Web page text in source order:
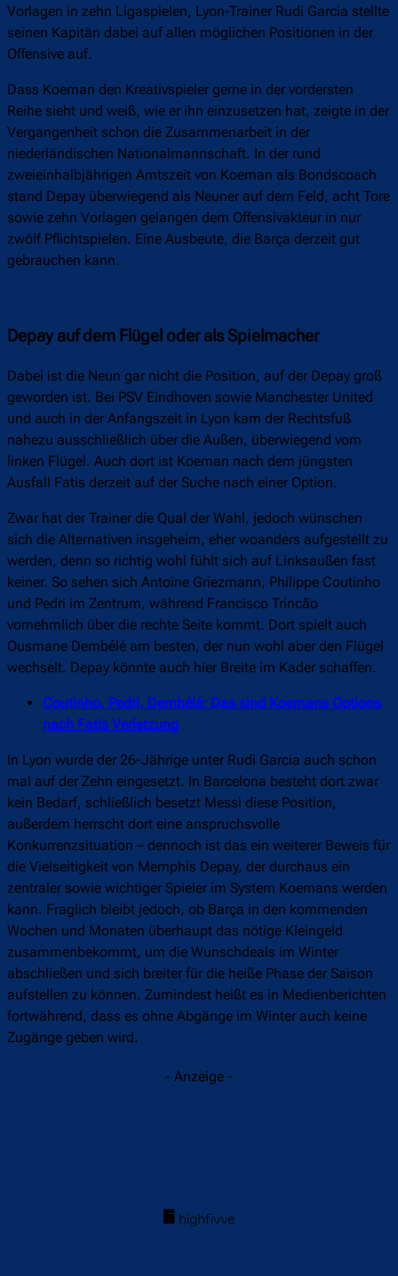
Vorlagen in zehn Ligaspielen, Lyon-Trainer Rudi Garcia stellte
seinen Kapitän dabei auf allen möglichen Positionen in der
Offensive auf.
Dass Koeman den Kreativspieler gerne in der vordersten
Reihe sieht und weiß, wie er ihn einzusetzen hat, zeigte in der
Vergangenheit schon die Zusammenarbeit in der
niederländischen Nationalmannschaft. In der rund
zweieinhalbjährigen Amtszeit von Koeman als Bondscoach
stand Depay überwiegend als Neuner auf dem Feld, acht Tore
sowie zehn Vorlagen gelangen dem Offensivakteur in nur
zwölf Pflichtspielen. Eine Ausbeute, die Barça derzeit gut
gebrauchen kann.
Depay auf dem Flügel oder als Spielmacher
Dabei ist die Neun gar nicht die Position, auf der Depay groß
geworden ist. Bei PSV Eindhoven sowie Manchester United
und auch in der Anfangszeit in Lyon kam der Rechtsfuß
nahezu ausschließlich über die Außen, überwiegend vom
linken Flügel. Auch dort ist Koeman nach dem jüngsten
Ausfall Fatis derzeit auf der Suche nach einer Option.
Zwar hat der Trainer die Qual der Wahl, jedoch wünschen
sich die Alternativen insgeheim, eher woanders aufgestellt zu
werden, denn so richtig wohl fühlt sich auf Linksaußen fast
keiner. So sehen sich Antoine Griezmann, Philippe Coutinho
und Pedri im Zentrum, während Francisco Trincão
vornehmlich über die rechte Seite kommt. Dort spielt auch
Ousmane Dembélé am besten, der nun wohl aber den Flügel
wechselt. Depay könnte auch hier Breite im Kader schaffen.
Coutinho, Pedri, Dembélé: Das sind Koemans Options
nach Fatis Verletzung
In Lyon wurde der 26-Jährige unter Rudi Garcia auch schon
mal auf der Zehn eingesetzt. In Barcelona besteht dort zwar
kein Bedarf, schließlich besetzt Messi diese Position,
außerdem herrscht dort eine anspruchsvolle
Konkurrenzsituation – dennoch ist das ein weiterer Beweis für
die Vielseitigkeit von Memphis Depay, der durchaus ein
zentraler sowie wichtiger Spieler im System Koemans werden
kann. Fraglich bleibt jedoch, ob Barça in den kommenden
Wochen und Monaten überhaupt das nötige Kleingeld
zusammenbekommt, um die Wunschdeals im Winter
abschließen und sich breiter für die heiße Phase der Saison
aufstellen zu können. Zumindest heißt es in Medienberichten
fortwährend, dass es ohne Abgänge im Winter auch keine
Zugänge geben wird.
- Anzeige -